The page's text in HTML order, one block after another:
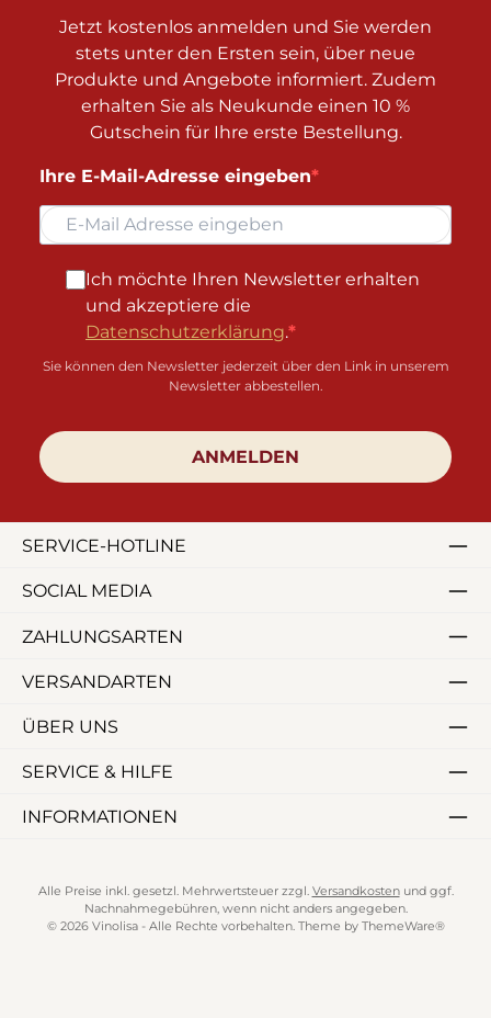
Jetzt kostenlos anmelden und Sie werden
stets unter den Ersten sein, über neue
Produkte und Angebote informiert. Zudem
erhalten Sie als Neukunde einen 10 %
Gutschein für Ihre erste Bestellung.
Ihre E-Mail-Adresse eingeben
Ich möchte Ihren Newsletter erhalten
und akzeptiere die
Datenschutzerklärung.
Sie können den Newsletter jederzeit über den Link in unserem
Newsletter abbestellen.
ANMELDEN
SERVICE-HOTLINE
SOCIAL MEDIA
ZAHLUNGSARTEN
VERSANDARTEN
ÜBER UNS
SERVICE & HILFE
INFORMATIONEN
Alle Preise inkl. gesetzl. Mehrwertsteuer zzgl. Versandkostenund ggf.
Nachnahmegebühren, wenn nicht anders angegeben.
© 2026 Vinolisa - Alle Rechte vorbehalten. Theme by ThemeWare®